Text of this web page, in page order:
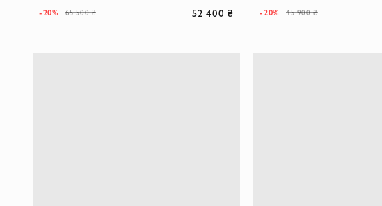
-20% 65 500 ₴ 52 400 ₴ -20% 45 900 ₴